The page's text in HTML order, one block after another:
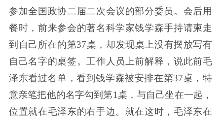
参加全国政协二届二次会议的部分委员。会后用
餐时，前来参会的著名科学家钱学森手持请柬走
到自己所在的第37桌，却发现桌上没有摆放写有
自己名字的桌签。工作人员上前解释，说此前毛
泽东看过名单，看到钱学森被安排在第37桌，特
意亲笔把他的名字勾到第1桌，与自己坐在一起，
位置就在毛泽东的右手边。就在这时，毛泽东在